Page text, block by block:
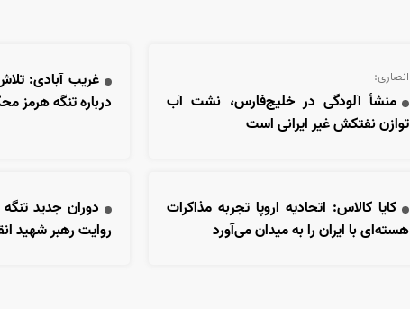
انصاری:
منشأ آلودگی در خلیج‌فارس، نشت آب
توازن نفتکش غیر ایرانی است
غریب آبادی:
درباره تنگه
کایا کالاس: اتحادیه اروپا تجربه مذاکرات
هسته‌ای با ایران را به میدان می‌آورد
دوران جدید
روایت رهبر شهید